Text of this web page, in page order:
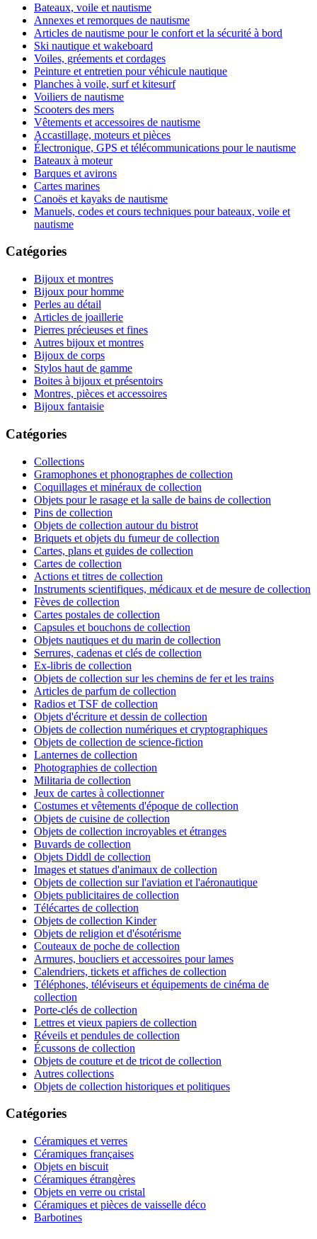
Bateaux, voile et nautisme
Annexes et remorques de nautisme
Articles de nautisme pour le confort et la sécurité à bord
Ski nautique et wakeboard
Voiles, gréements et cordages
Peinture et entretien pour véhicule nautique
Planches à voile, surf et kitesurf
Voiliers de nautisme
Scooters des mers
Vêtements et accessoires de nautisme
Accastillage, moteurs et pièces
Électronique, GPS et télécommunications pour le nautisme
Bateaux à moteur
Barques et avirons
Cartes marines
Canoës et kayaks de nautisme
Manuels, codes et cours techniques pour bateaux, voile et
nautisme
Catégories
Bijoux et montres
Bijoux pour homme
Perles au détail
Articles de joaillerie
Pierres précieuses et fines
Autres bijoux et montres
Bijoux de corps
Stylos haut de gamme
Boites à bijoux et présentoirs
Montres, pièces et accessoires
Bijoux fantaisie
Catégories
Collections
Gramophones et phonographes de collection
Coquillages et minéraux de collection
Objets pour le rasage et la salle de bains de collection
Pins de collection
Objets de collection autour du bistrot
Briquets et objets du fumeur de collection
Cartes, plans et guides de collection
Cartes de collection
Actions et titres de collection
Instruments scientifiques, médicaux et de mesure de collection
Fèves de collection
Cartes postales de collection
Capsules et bouchons de collection
Objets nautiques et du marin de collection
Serrures, cadenas et clés de collection
Ex-libris de collection
Objets de collection sur les chemins de fer et les trains
Articles de parfum de collection
Radios et TSF de collection
Objets d'écriture et dessin de collection
Objets de collection numériques et cryptographiques
Objets de collection de science-fiction
Lanternes de collection
Photographies de collection
Militaria de collection
Jeux de cartes à collectionner
Costumes et vêtements d'époque de collection
Objets de cuisine de collection
Objets de collection incroyables et étranges
Buvards de collection
Objets Diddl de collection
Images et statues d'animaux de collection
Objets de collection sur l'aviation et l'aéronautique
Objets publicitaires de collection
Télécartes de collection
Objets de collection Kinder
Objets de religion et d'ésotérisme
Couteaux de poche de collection
Armures, boucliers et accessoires pour lames
Calendriers, tickets et affiches de collection
Téléphones, téléviseurs et équipements de cinéma de
collection
Porte-clés de collection
Lettres et vieux papiers de collection
Réveils et pendules de collection
Écussons de collection
Objets de couture et de tricot de collection
Autres collections
Objets de collection historiques et politiques
Catégories
Céramiques et verres
Céramiques françaises
Objets en biscuit
Céramiques étrangères
Objets en verre ou cristal
Céramiques et pièces de vaisselle déco
Barbotines